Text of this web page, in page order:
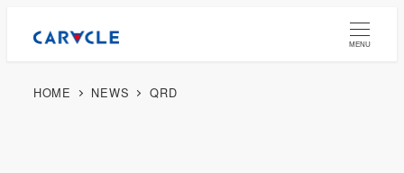
MENU
HOME NEWS QRD